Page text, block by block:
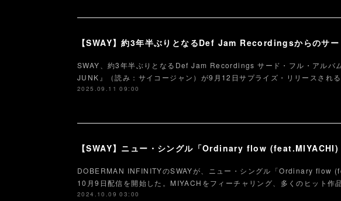
SWAY、約3年半ぶりとなるDef Jam Recordings サード・フル・アルバ
JUNK』（読み：サイコージャン）が9月12日サプライズ・リリースされ
2025.09.11 09:00
DOBERMAN INFINITYのSWAYが、ニュー・シングル「Ordinary flow
10月9日配信を開始した。MIYACHをフィーチャリング、多くのヒット作
2024.10.09 03:00